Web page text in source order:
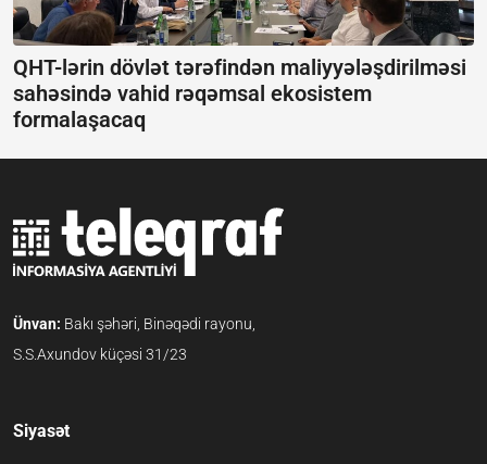
QHT-lərin dövlət tərəfindən maliyyələşdirilməsi
sahəsində vahid rəqəmsal ekosistem
formalaşacaq
Ünvan: Bakı şəhəri, Binəqədi rayonu,
S.S.Axundov küçəsi 31/23
Siyasət